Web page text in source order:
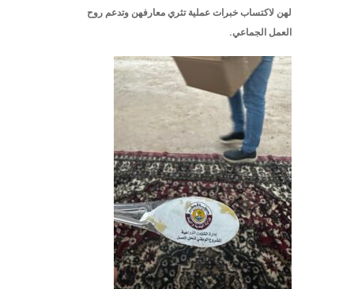
لهن لاكتساب خبرات عملية تثري معارفهن وتدعم روح
العمل الجماعي.